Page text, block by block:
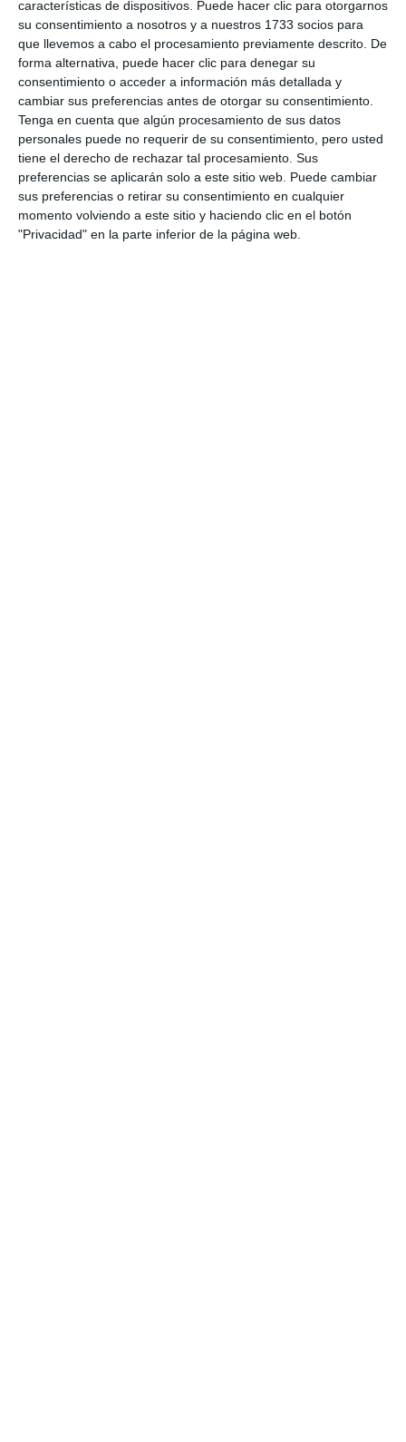
características de dispositivos. Puede hacer clic para otorgarnos
su consentimiento a nosotros y a nuestros 1733 socios para
que llevemos a cabo el procesamiento previamente descrito. De
forma alternativa, puede hacer clic para denegar su
consentimiento o acceder a información más detallada y
cambiar sus preferencias antes de otorgar su consentimiento.
Tenga en cuenta que algún procesamiento de sus datos
personales puede no requerir de su consentimiento, pero usted
tiene el derecho de rechazar tal procesamiento. Sus
preferencias se aplicarán solo a este sitio web. Puede cambiar
sus preferencias o retirar su consentimiento en cualquier
momento volviendo a este sitio y haciendo clic en el botón
"Privacidad" en la parte inferior de la página web.
Cartel anunciador del evento con el código QR para la
inscripción. | JUVENTUD
Share it with this link:https://mijasint.com/?
a=38187
CAMINOTO DEL REY